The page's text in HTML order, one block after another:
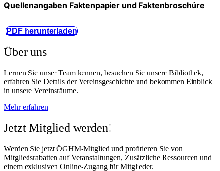
Quellenangaben Faktenpapier und Faktenbroschüre
PDF herunterladen
Über uns
Lernen Sie unser Team kennen, besuchen Sie unsere Bibliothek,
erfahren Sie Details der Vereinsgeschichte und bekommen Einblick
in unsere Vereinsräume.
Mehr erfahren
Jetzt Mitglied werden!
Werden Sie jetzt ÖGHM-Mitglied und profitieren Sie von
Mitgliedsrabatten auf Veranstaltungen, Zusätzliche Ressourcen und
einem exklusiven Online-Zugang für Mitglieder.